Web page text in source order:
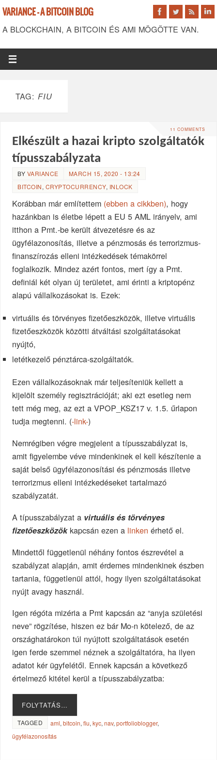
VARIANCE - A BITCOIN BLOG
A BLOCKCHAIN, A BITCOIN ÉS AMI MÖGÖTTE VAN.
TAG: FIU
11 COMMENTS
Elkészült a hazai kripto szolgáltatók
típusszabályzata
BY VARIANCE
MARCH 15, 2020 - 13:24
BITCOIN, CRYPTOCURRENCY, INLOCK
Korábban már említettem (ebben a cikkben), hogy
hazánkban is életbe lépett a EU 5 AML irányelv, ami
itthon a Pmt.-be került átvezetésre és az
ügyfélazonosítás, illetve a pénzmosás és terrorizmus-
finanszírozás elleni intézkedések témakörrel
foglalkozik. Mindez azért fontos, mert így a Pmt.
definiál két olyan új területet, ami érinti a kriptopénz
alapú vállalkozásokat is. Ezek:
virtuális és törvényes fizetőeszközök, illetve virtuális
fizetőeszközök közötti átváltási szolgáltatásokat
nyújtó,
letétkezelő pénztárca-szolgáltatók.
Ezen vállalkozásoknak már teljesíteniük kellett a
kijelölt személy regisztrációját; aki ezt esetleg nem
tett még meg, az ezt a VPOP_KSZ17 v. 1.5. űrlapon
tudja megtenni. (-link-)
Nemrégiben végre megjelent a típusszabályzat is,
amit figyelembe véve mindenkinek el kell készítenie a
saját belső ügyfélazonosítási és pénzmosás illetve
terrorizmus elleni intézkedéseket tartalmazó
szabályzatát.
A típusszabályzat a virtuális és törvényes
fizetőeszközökkapcsán ezen a linken érhető el.
Mindettől függetlenül néhány fontos észrevétel a
szabályzat alapján, amit érdemes mindenkinek észben
tartania, függetlenül attól, hogy ilyen szolgáltatásokat
nyújt avagy használ.
Igen régóta mizéria a Pmt kapcsán az “anyja születési
neve” rögzítése, hiszen ez bár Mo-n kötelező, de az
országhatárokon túl nyújtott szolgáltatások esetén
igen ferde szemmel néznek a szolgáltatóra, ha ilyen
adatot kér ügyfelétől. Ennek kapcsán a következő
értelmező kitétel kerül a típusszabályzatba:
FOLYTATÁS…
TAGGED aml,bitcoin,fiu,kyc,nav,portfolioblogger,
ügyfélazonosítás